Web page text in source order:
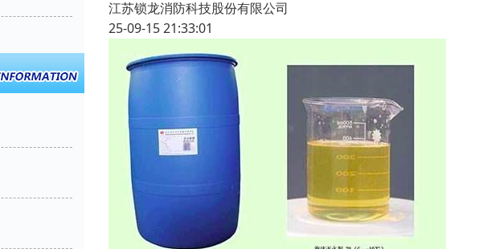
江苏锁龙消防科技股份有限公司
25-09-15 21:33:01